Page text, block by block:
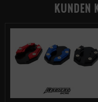
KUNDEN